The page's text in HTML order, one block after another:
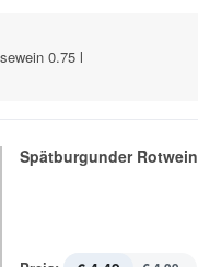
0.75 l
Spätburgunder Rotwein